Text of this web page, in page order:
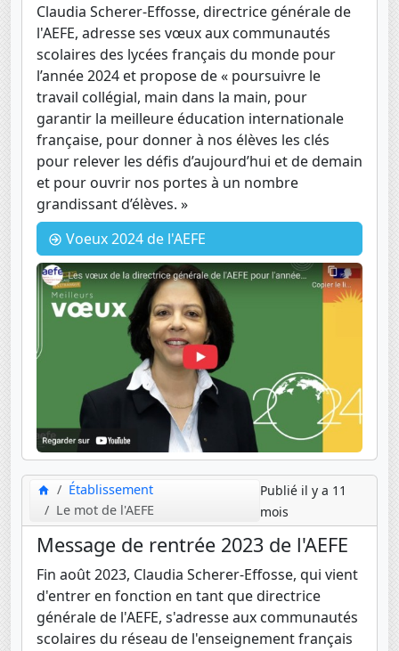
Claudia Scherer-Effosse, directrice générale de
l'AEFE, adresse ses vœux aux communautés
scolaires des lycées français du monde pour
l’année 2024 et propose de « poursuivre le
travail collégial, main dans la main, pour
garantir la meilleure éducation internationale
française, pour donner à nos élèves les clés
pour relever les défis d’aujourd’hui et de demain
et pour ouvrir nos portes à un nombre
grandissant d’élèves. »
Voeux 2024 de l'AEFE
Établissement
Le mot de l'AEFE
Publié il y a 11
mois
Message de rentrée 2023 de l'AEFE
Fin août 2023, Claudia Scherer-Effosse, qui vient
d'entrer en fonction en tant que directrice
générale de l'AEFE, s'adresse aux communautés
scolaires du réseau de l'enseignement français